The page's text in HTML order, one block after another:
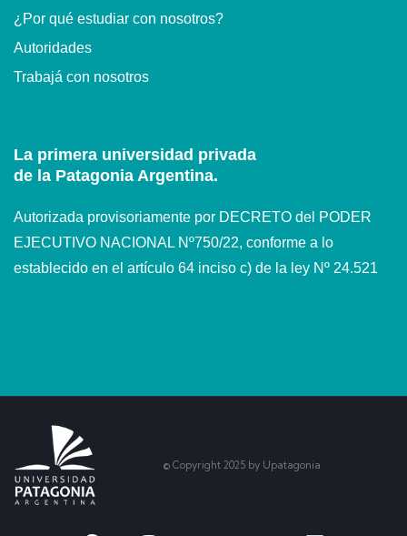
¿Por qué estudiar con nosotros?
Autoridades
Trabajá con nosotros
La primera universidad privada
de la Patagonia Argentina.
Autorizada provisoriamente por DECRETO del PODER
EJECUTIVO NACIONAL Nº750/22, conforme a lo
establecido en el artículo 64 inciso c) de la ley Nº 24.521
© Copyright 2025 by Upatagonia